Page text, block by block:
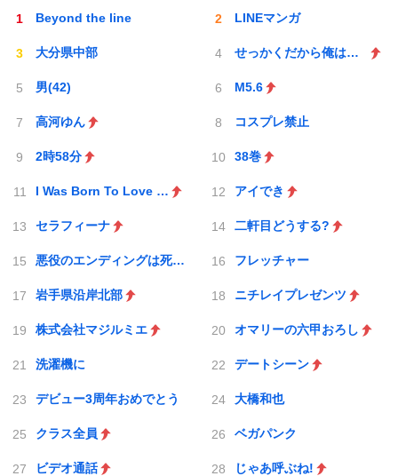
Beyond the line LINEマンガ
大分県中部 せっかくだから俺はこの
男(42) M5.6
高河ゆん コスプレ禁止
2時58分 38巻
I Was Born To Love You アイでき
セラフィーナ 二軒目どうする?
悪役のエンディングは死のみ フレッチャー
岩手県沿岸北部 ニチレイプレゼンツ
株式会社マジルミエ オマリーの六甲おろし
洗濯機に デートシーン
デビュー3周年おめでとう 大橋和也
クラス全員 ベガパンク
ビデオ通話 じゃあ呼ぶね!